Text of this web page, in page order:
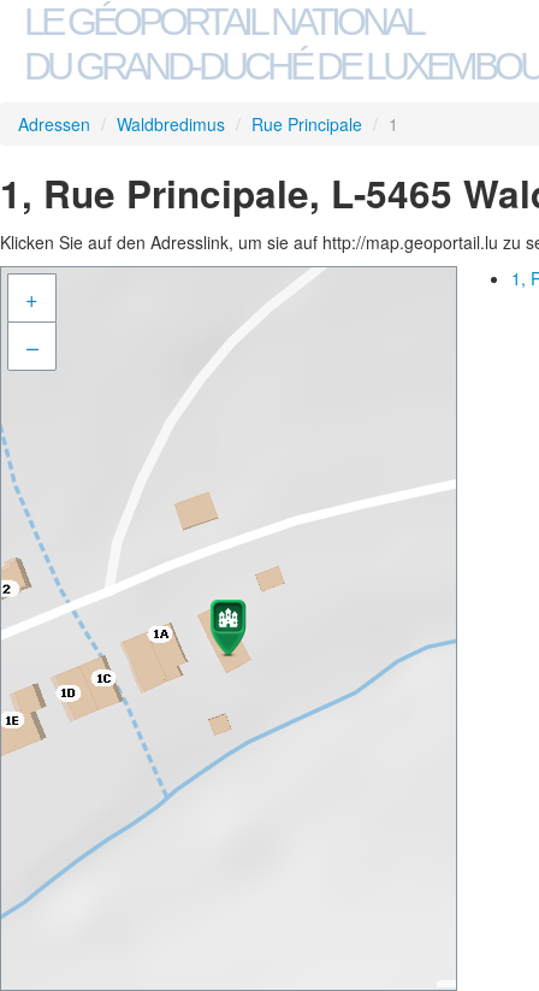
LE GÉOPORTAIL NATIONAL
DU GRAND-DUCHÉ DE
Adressen / Waldbredimus / Rue Principale / 1
1, Rue Principale, L-5465
Klicken Sie auf den Adresslink, um sie auf http://map.geoportail.lu zu
+
–
1,